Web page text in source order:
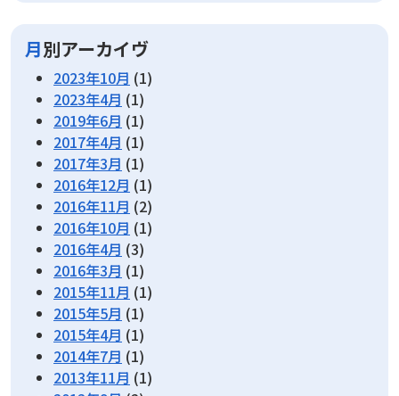
月別アーカイヴ
2023年10月 (1)
2023年4月 (1)
2019年6月 (1)
2017年4月 (1)
2017年3月 (1)
2016年12月 (1)
2016年11月 (2)
2016年10月 (1)
2016年4月 (3)
2016年3月 (1)
2015年11月 (1)
2015年5月 (1)
2015年4月 (1)
2014年7月 (1)
2013年11月 (1)